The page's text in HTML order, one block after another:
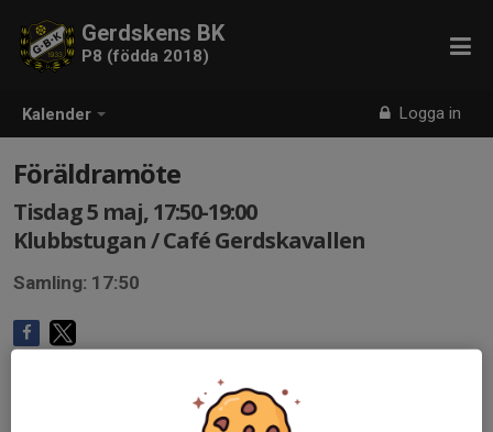
Kalender Logga in
Gerdskens BK
P8 (födda 2018)
Föräldramöte
Tisdag 5 maj, 17:50-19:00
Klubbstugan / Café Gerdskavallen
Samling: 17:50